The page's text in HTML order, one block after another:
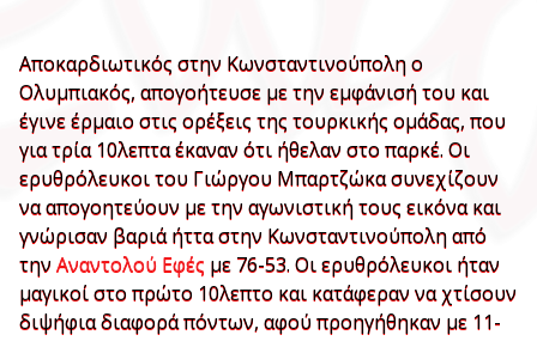
Αποκαρδιωτικός στην Κωνσταντινούπολη ο
Ολυμπιακός, απογοήτευσε με την εμφάνισή του και
έγινε έρμαιο στις ορέξεις της τουρκικής ομάδας, που
για τρία 10λεπτα έκαναν ότι ήθελαν στο παρκέ. Οι
ερυθρόλευκοι του Γιώργου Μπαρτζώκα συνεχίζουν
να απογοητεύουν με την αγωνιστική τους εικόνα και
γνώρισαν βαριά ήττα στην Κωνσταντινούπολη από
την Αναντολού Εφές με 76-53. Οι ερυθρόλευκοι ήταν
μαγικοί στο πρώτο 10λεπτο και κατάφεραν να χτίσουν
διψήφια διαφορά πόντων, αφού προηγήθηκαν με 11-